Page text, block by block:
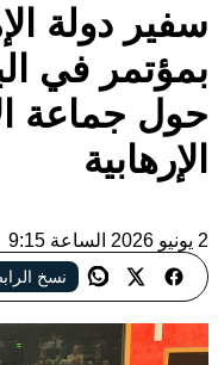
سفير دولة
بمؤتمر في
حول جماعة
الإرهابية
2 يونيو 2026 الساعة 9:15
نسخ